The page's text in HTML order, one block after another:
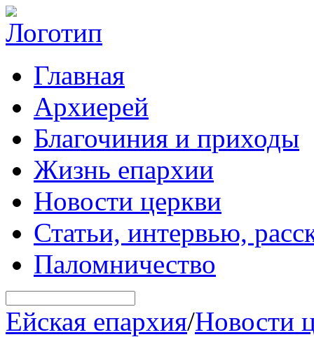
Главная
Архиерей
Благочиния и приходы
Жизнь епархии
Новости церкви
Статьи, интервью,
Паломничество
Ейская епархия/Новости